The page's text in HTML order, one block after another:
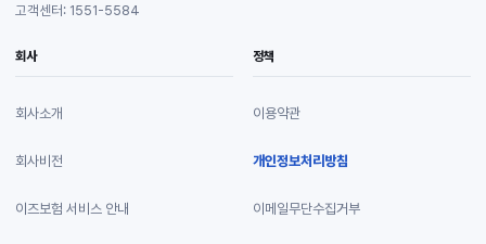
고객센터: 1551-5584
회사
회사소개
회사비전
이즈보험 서비스 안내
정책
이용약관
개인정보처리방침
이메일무단수집거부